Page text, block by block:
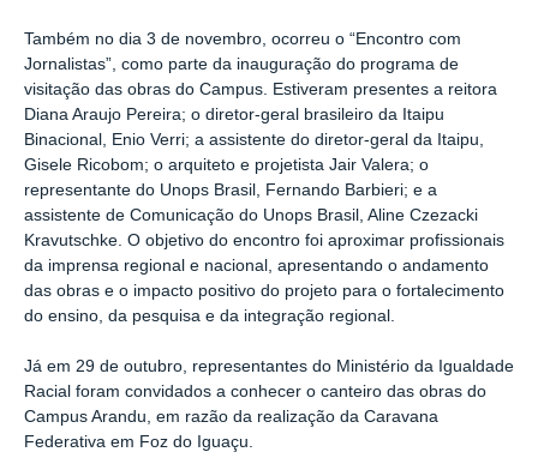
Também no dia 3 de novembro, ocorreu o “Encontro com
Jornalistas”, como parte da inauguração do programa de
visitação das obras do Campus. Estiveram presentes a reitora
Diana Araujo Pereira; o diretor-geral brasileiro da Itaipu
Binacional, Enio Verri; a assistente do diretor-geral da Itaipu,
Gisele Ricobom; o arquiteto e projetista Jair Valera; o
representante do Unops Brasil, Fernando Barbieri; e a
assistente de Comunicação do Unops Brasil, Aline Czezacki
Kravutschke. O objetivo do encontro foi aproximar profissionais
da imprensa regional e nacional, apresentando o andamento
das obras e o impacto positivo do projeto para o fortalecimento
do ensino, da pesquisa e da integração regional.
Já em 29 de outubro, representantes do Ministério da Igualdade
Racial foram convidados a conhecer o canteiro das obras do
Campus Arandu, em razão da realização da Caravana
Federativa em Foz do Iguaçu.